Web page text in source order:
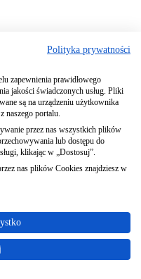
Polityka prywatności
zapewnienia prawidłowego
jakości świadczonych usług. Pliki
są na urządzeniu użytkownika
naszego portalu.
przez nas wszystkich plików
lub dostępu do
klikając w „Dostosuj”.
nas plików Cookies znajdziesz w